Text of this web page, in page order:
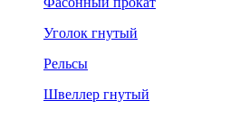
Уголок гнутый
Рельсы
Швеллер гнутый